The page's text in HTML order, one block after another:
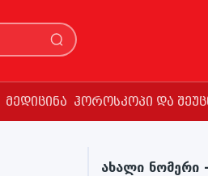
მედიცინა ჰოროსკოპი და
ახალი